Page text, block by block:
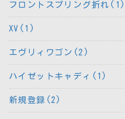
フロントスプリング折れ(1)
XV(1)
エヴリィワゴン(2)
ハイゼットキャディ(1)
新規登録(2)